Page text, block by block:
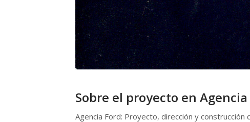
Sobre el proyecto en Agencia
Agencia Ford: Proyecto, dirección y construcción